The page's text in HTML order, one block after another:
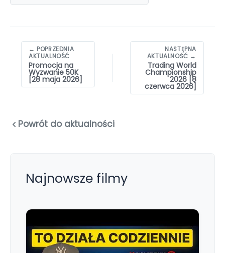
Nawigacja
wpisów
← POPRZEDNIA
AKTUALNOŚĆ
Promocja na
Wyzwanie 50K
[28 maja 2026]
NASTĘPNA
AKTUALNOŚĆ →
Trading World
Championship
2026 [8
czerwca 2026]
Powrót do aktualności
Najnowsze filmy